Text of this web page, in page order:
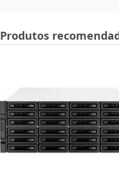
Produtos